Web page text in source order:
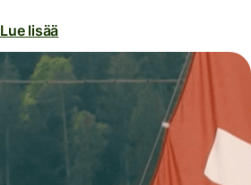
Lue lisää